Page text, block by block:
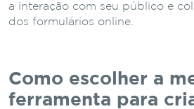
a interação com seu público e
dos formulários online.
Como escolher a
ferramenta para